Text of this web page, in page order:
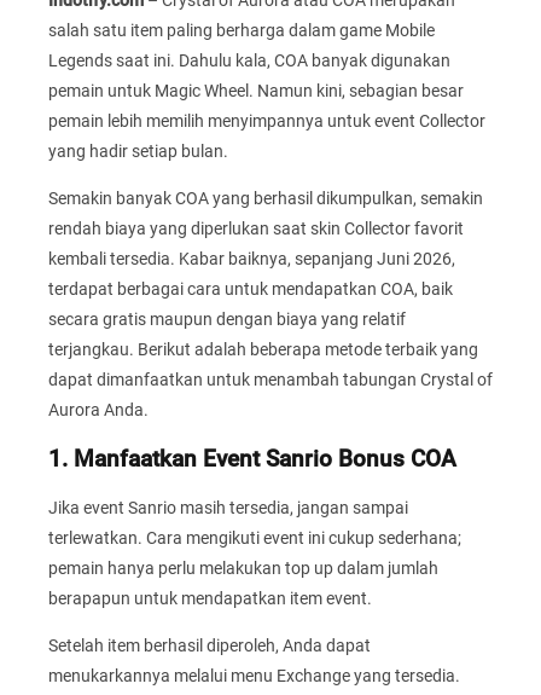
salah satu item paling berharga dalam game Mobile
Legends saat ini. Dahulu kala, COA banyak digunakan
pemain untuk Magic Wheel. Namun kini, sebagian besar
pemain lebih memilih menyimpannya untuk event Collector
yang hadir setiap bulan.
Semakin banyak COA yang berhasil dikumpulkan, semakin
rendah biaya yang diperlukan saat skin Collector favorit
kembali tersedia. Kabar baiknya, sepanjang Juni 2026,
terdapat berbagai cara untuk mendapatkan COA, baik
secara gratis maupun dengan biaya yang relatif
terjangkau. Berikut adalah beberapa metode terbaik yang
dapat dimanfaatkan untuk menambah tabungan Crystal of
Aurora Anda.
1. Manfaatkan Event Sanrio Bonus COA
Jika event Sanrio masih tersedia, jangan sampai
terlewatkan. Cara mengikuti event ini cukup sederhana;
pemain hanya perlu melakukan top up dalam jumlah
berapapun untuk mendapatkan item event.
Setelah item berhasil diperoleh, Anda dapat
menukarkannya melalui menu Exchange yang tersedia.